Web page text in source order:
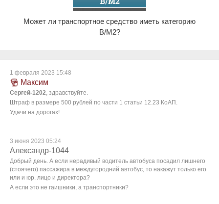
Может ли транспортное средство иметь категорию
B/M2?
1 февраля 2023 15:48
Максим
Сергей-1202, здравствуйте.
Штраф в размере 500 рублей по части 1 статьи 12.23 КоАП.
Удачи на дорогах!
3 июня 2023 05:24
Александр-1044
Добрый день. А если нерадивый водитель автобуса посадил лишнего
(стоячего) пассажира в междугородний автобус, то накажут только его
или и юр. лицо и директора?
А если это не гаишники, а транспортники?